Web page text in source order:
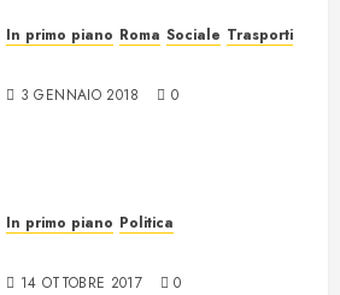
In primo piano Roma Sociale Trasporti
3 GENNAIO 2018 0
In primo piano Politica
14 OTTOBRE 2017 0